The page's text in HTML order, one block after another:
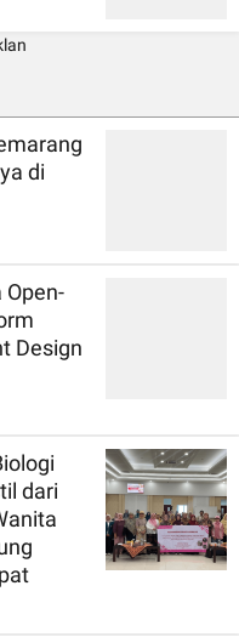
di
Design
dari